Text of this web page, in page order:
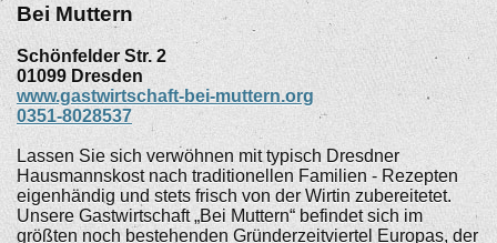
Bei Muttern
Schönfelder Str. 2
01099 Dresden
www.gastwirtschaft-bei-muttern.org
0351-8028537
Lassen Sie sich verwöhnen mit typisch Dresdner
Hausmannskost nach traditionellen Familien - Rezepten
eigenhändig und stets frisch von der Wirtin zubereitetet.
Unsere Gastwirtschaft „Bei Muttern“ befindet sich im
größten noch bestehenden Gründerzeitviertel Europas, der